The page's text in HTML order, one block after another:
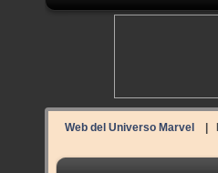
Web del Universo Marvel |